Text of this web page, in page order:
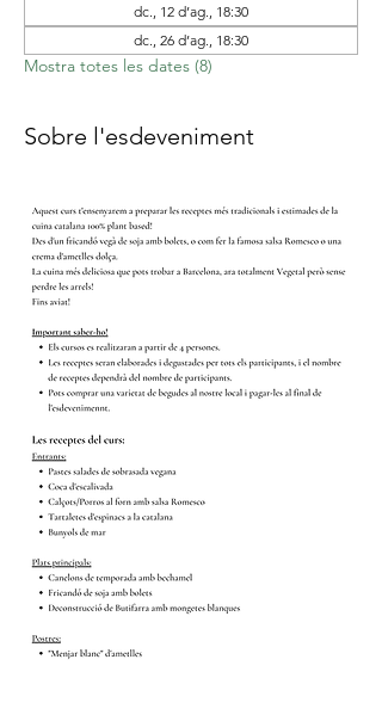
dc., 12 d’ag., 18:30
dc., 26 d’ag., 18:30
Mostra totes les dates (8)
Sobre l'esdeveniment